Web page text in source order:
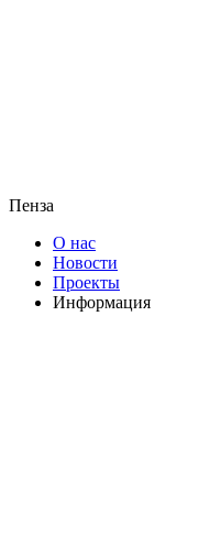
Пенза
О нас
Новости
Проекты
Информация